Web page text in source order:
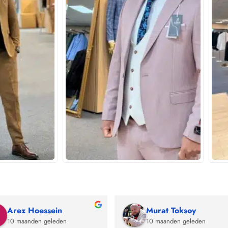
Berna Erenoglu
11 maanden geleden
Klaas Kuipers1
11 maanden geleden